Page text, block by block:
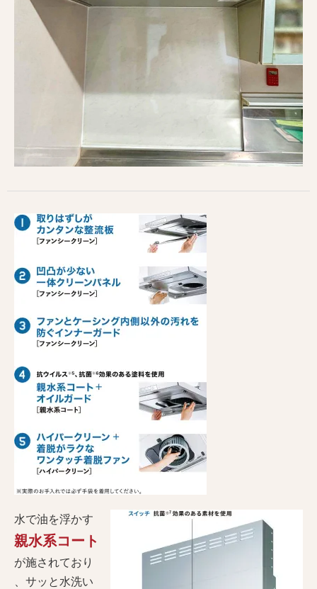
水で油を浮かす
親水系コート
が施されており​
、サッと水洗い